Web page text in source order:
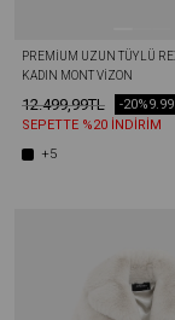
PREMIUM UZUN TÜYLÜ
KADIN MONT VIZON
12.499,99TL
-20%
SEPETTE %20 İNDİRİM
+5